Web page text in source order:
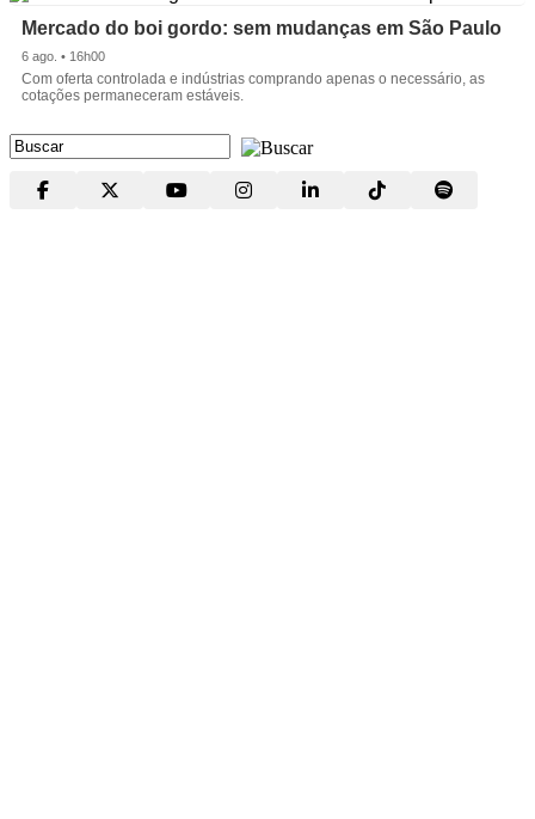
Mercado do boi gordo: sem mudanças em São Paulo
6 ago. • 16h00
Com oferta controlada e indústrias comprando apenas o necessário, as
cotações permaneceram estáveis.